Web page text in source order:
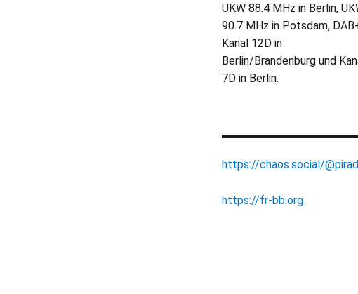
UKW 88.4 MHz in Berlin,
90.7 MHz in Potsdam,
Kanal 12D in
Berlin/Brandenburg und
7D in Berlin.
https://chaos.social/
https://fr-bb.org